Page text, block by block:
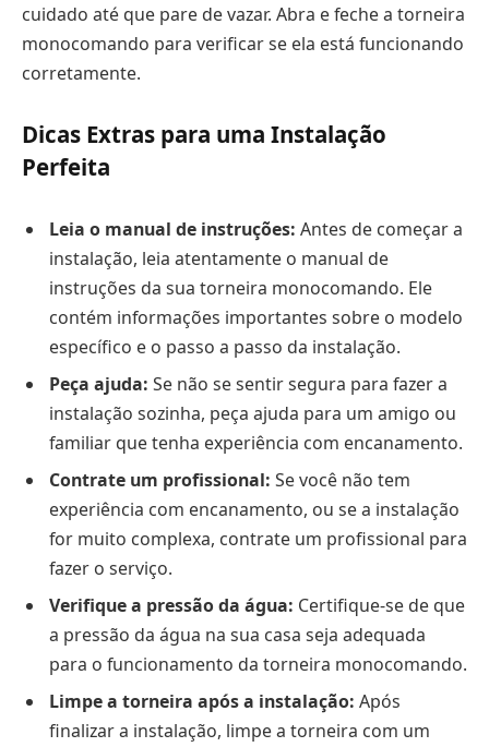
cuidado até que pare de vazar. Abra e feche a torneira
monocomando para verificar se ela está funcionando
corretamente.
Dicas Extras para uma Instalação
Perfeita
Leia o manual de instruções: Antes de começar a
instalação, leia atentamente o manual de
instruções da sua torneira monocomando. Ele
contém informações importantes sobre o modelo
específico e o passo a passo da instalação.
Peça ajuda: Se não se sentir segura para fazer a
instalação sozinha, peça ajuda para um amigo ou
familiar que tenha experiência com encanamento.
Contrate um profissional: Se você não tem
experiência com encanamento, ou se a instalação
for muito complexa, contrate um profissional para
fazer o serviço.
Verifique a pressão da água: Certifique-se de que
a pressão da água na sua casa seja adequada
para o funcionamento da torneira monocomando.
Limpe a torneira após a instalação: Após
finalizar a instalação, limpe a torneira com um